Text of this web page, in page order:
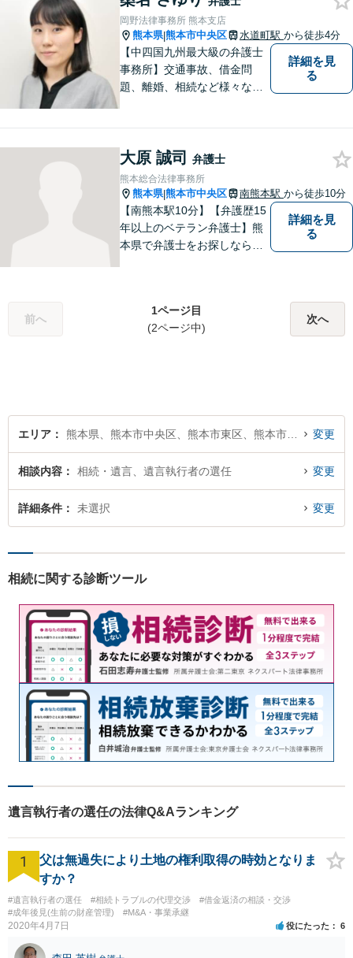
ら遺言書までトータルサポー
ト【JR熊本駅から徒歩1分】
岡野法律事務所 熊本支店
熊本県|熊本市中央区 水道町駅 から徒歩4分
【中四国九州最大級の弁護士
事務所】交通事故、借金問
題、離婚、相続など様々な問
い！
詳細を見
る
大原 誠司 弁護士
熊本総合法律事務所
熊本県|熊本市中央区 南熊本駅 から徒歩10分
【南熊本駅10分】【弁護歴15
年以上のベテラン弁護士】熊
本県で弁護士をお探しなら、
ています。皆様にとって一番
のパートナーとなれるよう、
詳細を見
る
前へ
1ページ目
(2ページ中)
次へ
エリア 変更
相談内容 相続・遺言、遺言執行者の選任 変更
詳細条件 未選択 変更
相続に関する診断ツール
遺言執行者の選任の法律Q&Aランキング
1
父は無過失により土地の権利取得の時効となりま
すか？
#遺言執行者の選任 #相続トラブルの代理交渉
#借金返済の相談・交渉
#成年後見(生前の財産管理)
#M&A・事業承継
2020年4月7日 役にたった 6